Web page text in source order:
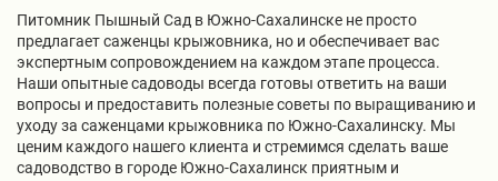
Питомник Пышный Сад в Южно-Сахалинске не просто
предлагает саженцы крыжовника, но и обеспечивает вас
экспертным сопровождением на каждом этапе процесса.
Наши опытные садоводы всегда готовы ответить на ваши
вопросы и предоставить полезные советы по выращиванию и
уходу за саженцами крыжовника по Южно-Сахалинску. Мы
ценим каждого нашего клиента и стремимся сделать ваше
садоводство в городе Южно-Сахалинск приятным и